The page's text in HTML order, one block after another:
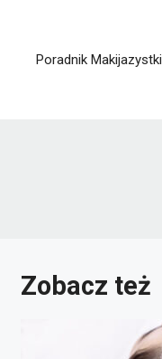
Poradnik Makijazystki
Zobacz też